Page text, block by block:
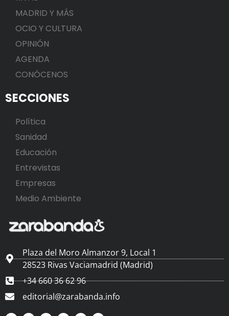
MADRID Y MÁS
OCIO Y CULTURA
OPINIÓN
AGENDA
CONÓCENOS
SECCIONES
Política
Sanidad
Educación
Entrevistas
Empresas
Medio Ambiente
Plaza del Moro Almanzor 9, Local 1
28523 Rivas Vaciamadrid (Madrid)
+34 660 36 62 96
editorial@zarabanda.info